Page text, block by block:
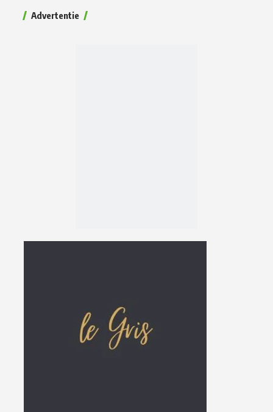
Advertentie